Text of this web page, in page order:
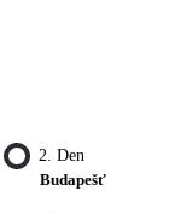
2. Den
Budapešť